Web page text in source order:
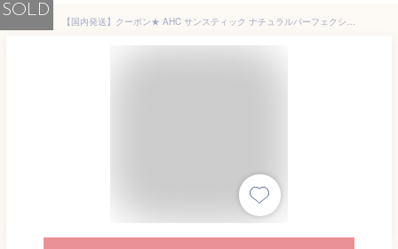
SOLD
【国内発送】クーポン★ AHC サンスティック ナチュラルパーフェクション ダブルシールド サンスティック 14g SPF50+ PA++++ 送料無料 ポスト投函 当日発送 日焼け止め べたつかない 子供日焼け止め 敏感肌 化粧下地 UVケア 韓国コスメ